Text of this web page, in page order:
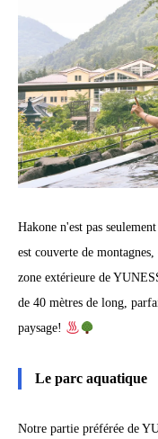
Hakone n'est pas
est couverte de
zone extérieure de
de 40 mètres de long,
paysage!
Le parc aquatique
Notre partie préférée de